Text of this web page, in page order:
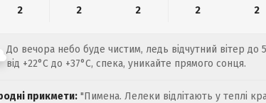
2 2 2 2 2
До вечора небо буде чистим, ледь відчутний вітер до
від +22°C до +37°C, спека, уникайте прямого сонця.
прикмети: "Пимена. Лелеки відлітають у теплі